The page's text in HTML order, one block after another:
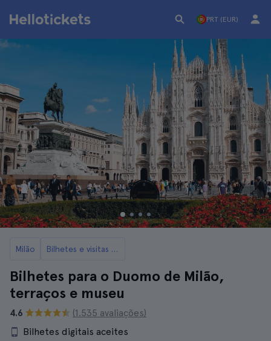
PRT (EUR)
Milão Bilhetes e visitas ao Duomo de Milão e ao seu terraço
Bilhetes para o Duomo de Milão,
terraços e museu
4.6
(1.535 avaliações)
Bilhetes digitais aceites